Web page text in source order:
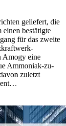
geliefert, die
bestätigte
für das zweite
Amogy eine
Ammoniak-zu-
zuletzt